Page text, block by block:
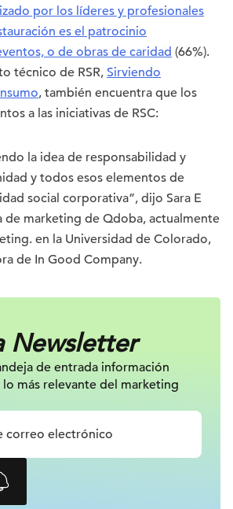
por los líderes y profesionales
es el patrocinio
o de obras de caridad (66%).
técnico de RSR, Sirviendo
, también encuentra que los
a las iniciativas de RSC:
la idea de responsabilidad y
y todos esos elementos de
social corporativa”, dijo Sara E
de marketing de Qdoba, actualmente
en la Universidad de Colorado,
de In Good Company.
Newsletter
de entrada información
más relevante del marketing